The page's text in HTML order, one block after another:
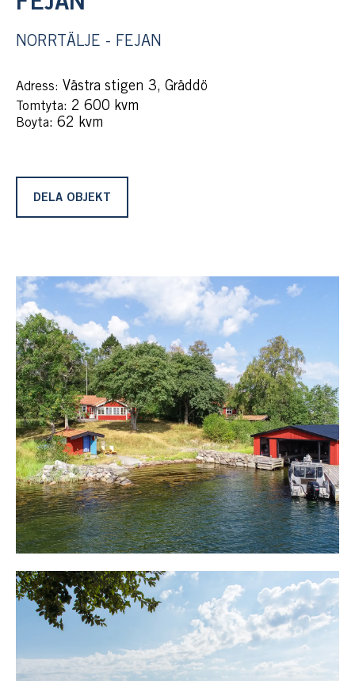
NORRTÄLJE - FEJAN
Adress: Västra stigen 3, Gräddö
Tomtyta: 2 600 kvm
Boyta: 62 kvm
DELA OBJEKT